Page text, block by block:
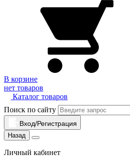
В корзине
нет товаров
Каталог товаров
Поиск по сайту
Вход/Регистрация
Назад
Личный кабинет